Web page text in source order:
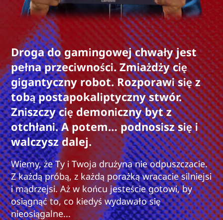
Droga do gamingowej chwały jest
pełna przeciwności. Zmiażdży cię
gigantyczny robot. Rozporawi się z
tobą postapokaliptyczny stwór.
Zniszczy cię demoniczny byt z
otchłani. A potem… podnosisz się i
walczysz dalej.
Wiemy, że Ty i Twoja drużyna nie odpuszczacie.
Z każdą próbą, z każdą porażką wracacie silniejsi
i mądrzejsi. Aż w końcu jesteście gotowi, by
osiągnąć to, co kiedyś wydawało się
nieosiągalne...